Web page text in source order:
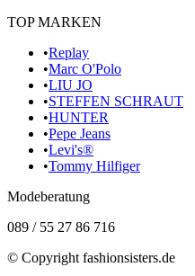
TOP MARKEN
•Replay
•Marc O'Polo
•LIU JO
•STEFFEN SCHRAUT
•HUNTER
•Pepe Jeans
•Levi's®
•Tommy Hilfiger
Modeberatung
089 / 55 27 86 716
© Copyright fashionsisters.de